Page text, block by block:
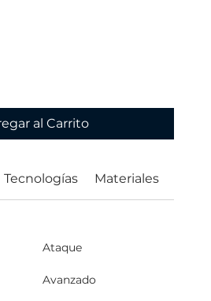
al Carrito
Tecnologías Materiales
Ataque
Avanzado